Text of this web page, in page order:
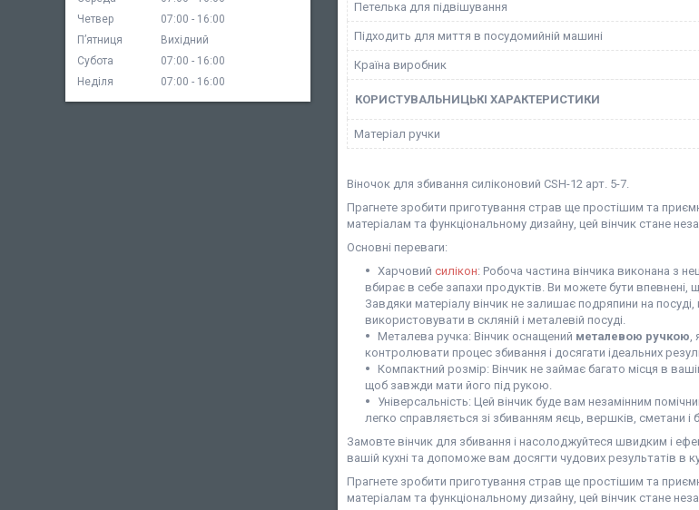
Петелька для підвішування
Підходить для миття в посудомийній машині
Країна виробник
КОРИСТУВАЛЬНИЦЬКІ ХАРАКТЕРИСТИКИ
Матеріал ручки
Віночок для збивання силіконовий CSH-12 арт. 5-7.
Прагнете зробити приготування страв ще простішим та
матеріалам та функціональному дизайну, цей вінчик стане
Основні переваги:
Харчовий силікон: Робоча частина вінчика виконана з
вбирає в себе запахи продуктів. Ви можете бути
Завдяки матеріалу вінчик не залишає подряпини на
використовувати в скляній і металевій посуді.
Металева ручка: Вінчик оснащений металевою ручкою
контролювати процес збивання і досягати ідеальних
Компактний розмір: Вінчик не займає багато місця в
щоб завжди мати його під рукою.
Універсальність: Цей вінчик буде вам незамінним
легко справляється зі збиванням яєць, вершків, сметани і
Замовте вінчик для збивання і насолоджуйтеся швидким і
вашій кухні та допоможе вам досягти чудових результатів в
Прагнете зробити приготування страв ще простішим та
матеріалам та функціональному дизайну, цей вінчик стане
Четвер
07:00
16:00
Пʼятниця
Вихідний
Субота
07:00
16:00
Неділя
07:00 16:00